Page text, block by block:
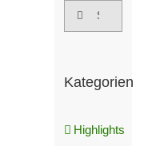
Suche
Kategorien
Highlights